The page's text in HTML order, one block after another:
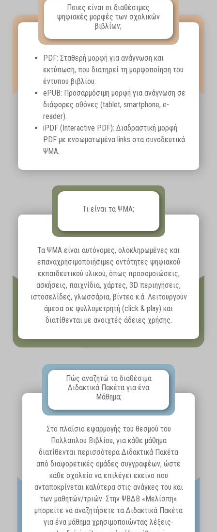
Ποιες είναι οι διαθέσιμες
ψηφιακές μορφές των σχολικών
βιβλίων;
PDF: Σταθερή μορφή για ανάγνωση και
εκτύπωση, που διατηρεί τη μορφοποίηση του
έντυπου βιβλίου.
ePUB: Προσαρμόσιμη μορφή για ανάγνωση σε
διάφορες οθόνες (tablet, smartphone, e-
reader).
iPDF (Interactive PDF): Διαδραστική μορφή
PDF με ενσωματωμένα links στα συνοδευτικά
ΨΜΑ.
Τι είναι τα ΨΜΑ;
Τα ΨΜΑ είναι αυτόνομες, ολοκληρωμένες και
επαναχρησιμοποιήσιμες οντότητες ψηφιακού
εκπαιδευτικού υλικού, όπως προσομοιώσεις,
ασκήσεις, παιχνίδια, χάρτες, 3D περιηγήσεις,
ιστοσελίδες, γλωσσάρια, βίντεο κ.ά. Λειτουργούν
άμεσα σε φυλλομετρητή (click & play) και
διατίθενται με ανοιχτές άδειες χρήσης.
Πώς αναζητώ τα διαθέσιμα
Διδακτικά Πακέτα για ένα
Μάθημα;
Στο πλαίσιο εφαρμογής του θεσμού του
Πολλαπλού Βιβλίου, για κάθε μάθημα
διατίθενται περισσότερα Διδακτικά Πακέτα
από διαφορετικές ομάδες συγγραφέων, ώστε
κάθε σχολείο να επιλέγει εκείνο που
ανταποκρίνεται καλύτερα στις ανάγκες του και
των μαθητών/τριών. Στην ΨΒΔΒ «Μελίσπη»
μπορείτε να αναζητήσετε τα Διδακτικά Πακέτα
για ένα μάθημα χρησιμοποιώντας λέξεις-